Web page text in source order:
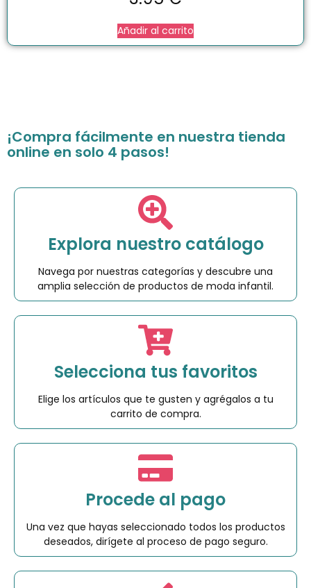
Añadir al carrito
¡Compra fácilmente en nuestra tienda
online en solo 4 pasos!
Explora nuestro catálogo
Navega por nuestras categorías y descubre una
amplia selección de productos de moda infantil.
Selecciona tus favoritos
Elige los artículos que te gusten y agrégalos a tu
carrito de compra.
Procede al pago
Una vez que hayas seleccionado todos los productos
deseados, dirígete al proceso de pago seguro.